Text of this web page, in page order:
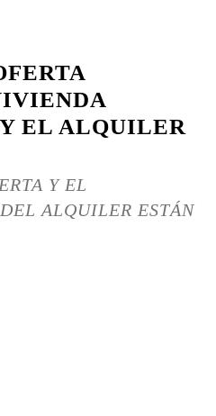
EL ALQUILER
Y EL
ALQUILER ESTÁN